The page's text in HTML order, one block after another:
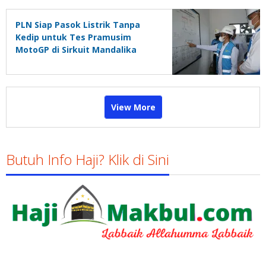
PLN Siap Pasok Listrik Tanpa
Kedip untuk Tes Pramusim
MotoGP di Sirkuit Mandalika
View More
Butuh Info Haji? Klik di Sini